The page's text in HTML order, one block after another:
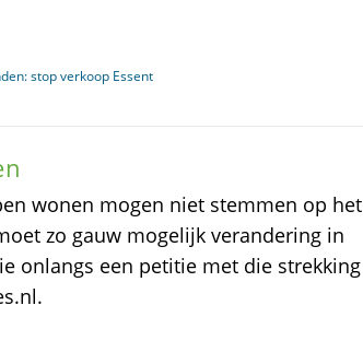
stop verkoop Essent
wonen mogen niet stemmen op het
zo gauw mogelijk verandering in
onlangs een petitie met die strekking